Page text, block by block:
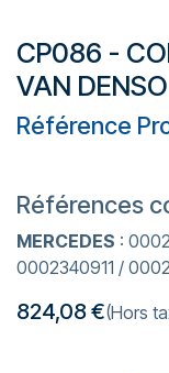
CP086 -
VAN
Référence
Références
MERCEDES :
0002340911 /
824,08€(Hors